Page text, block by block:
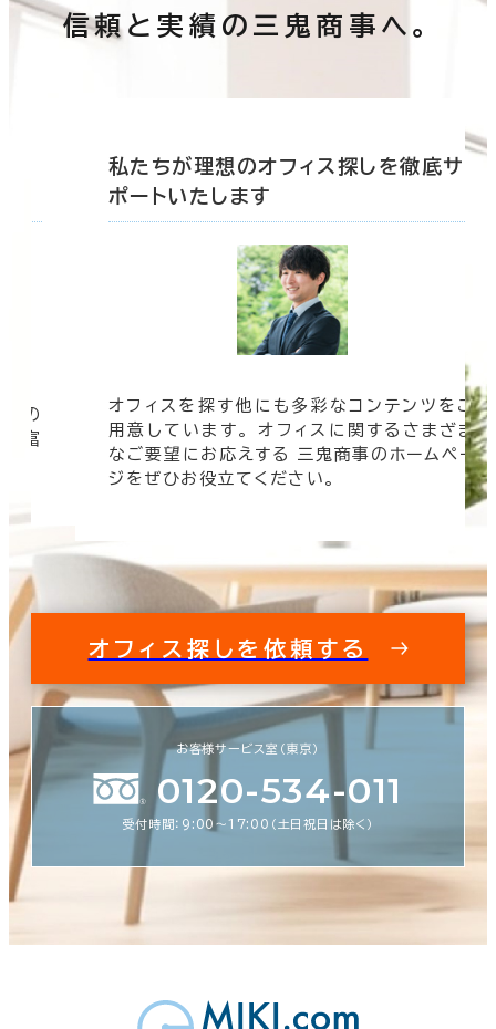
信頼と実績の三鬼商事へ。
の
豊富
私たちが理想のオフィス探しを徹底サ
ポートいたします
オフィスを探す他にも多彩なコンテンツをご
用意しています。 オフィスに関するさまざま
なご要望にお応えする 三鬼商事のホームペー
ジをぜひお役立てください。
オフィス探しを依頼する
お客様サービス室（東京）
0120-534-011
受付時間：9:00〜17:00（土日祝日は除く）